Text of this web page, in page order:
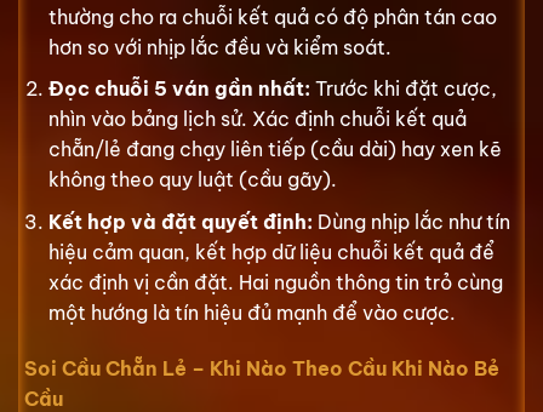
thường cho ra chuỗi kết quả có độ phân tán cao
hơn so với nhịp lắc đều và kiểm soát.
Đọc chuỗi 5 ván gần nhất: Trước khi đặt cược,
nhìn vào bảng lịch sử. Xác định chuỗi kết quả
chẵn/lẻ đang chạy liên tiếp (cầu dài) hay xen kẽ
không theo quy luật (cầu gãy).
Kết hợp và đặt quyết định: Dùng nhịp lắc như tín
hiệu cảm quan, kết hợp dữ liệu chuỗi kết quả để
xác định vị cần đặt. Hai nguồn thông tin trỏ cùng
một hướng là tín hiệu đủ mạnh để vào cược.
Soi Cầu Chẵn Lẻ – Khi Nào Theo Cầu Khi Nào Bẻ
Cầu